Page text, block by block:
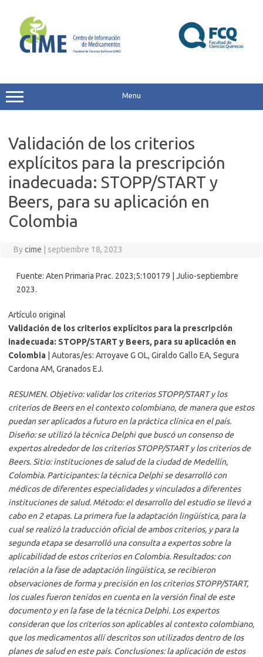
content
Menu
Validación de los criterios
explícitos para la prescripción
inadecuada: STOPP/START y
Beers, para su aplicación en
Colombia
Bycime septiembre 18, 2023
Fuente: Aten Primaria Prac. 2023;5:100179 | Julio-septiembre
2023.
Artículo original
Validación de los criterios explícitos para la prescripción
inadecuada: STOPP/START y Beers, para su aplicación en
Colombia
| Autoras/es: Arroyave G OL, Giraldo Gallo EA, Segura
Cardona AM, Granados EJ.
RESUMEN. Objetivo: validar los criterios STOPP/START y los
criterios de Beers en el contexto colombiano, de manera que estos
puedan ser aplicados a futuro en la práctica clínica en el país.
Diseño: se utilizó la técnica Delphi que buscó un consenso de
expertos alrededor de los criterios STOPP/START y los criterios de
Beers. Sitio: instituciones de salud de la ciudad de Medellín,
Colombia. Participantes: la técnica Delphi se desarrolló con
médicos de diferentes especialidades y vinculados a diferentes
instituciones de salud. Método: el desarrollo del estudio se llevó a
cabo en 2 etapas. La primera fue la adaptación lingüística, para la
cual se realizó la traducción oficial de ambos criterios, y para la
segunda etapa se desarrolló una consulta a expertos sobre la
aplicabilidad de estos criterios en Colombia. Resultados: con
relación a la fase de adaptación lingüística, se recibieron
observaciones de forma y precisión en los criterios STOPP/START,
los cuales fueron tenidos en cuenta en la versión final de este
documento y en la fase de la técnica Delphi. Los expertos
consideran que los criterios son aplicables al contexto colombiano,
que los medicamentos allí descritos son utilizados dentro de los
planes de salud en este país. Conclusiones: la aplicación de estos